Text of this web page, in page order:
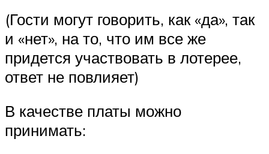
(Гости могут говорить, как «да», так
и «нет», на то, что им все же
придется участвовать в лотерее,
ответ не повлияет)
В качестве платы можно
принимать: